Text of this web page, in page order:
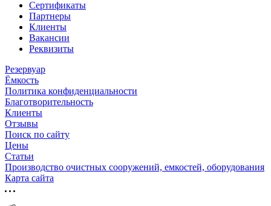
Сертификаты
Партнеры
Клиенты
Вакансии
Реквизиты
Резервуар
Ёмкость
Политика конфиденциальности
Благотворительность
Клиенты
Отзывы
Поиск по сайту
Цены
Статьи
Производство очистных сооружений, емкостей, оборудования
Карта сайта